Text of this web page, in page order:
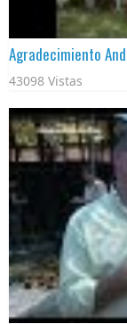
Agradecimiento
43098 Vistas